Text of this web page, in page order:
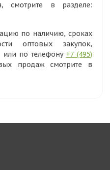
смотрите в разделе:
по наличию, сроках
оптовых закупок,
или по телефону +7 (495)
продаж смотрите в